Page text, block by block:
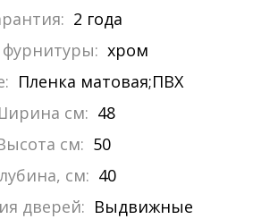
2 года
хром
Пленка матовая;ПВХ
см: 48
см: 50
см: 40
дверей: Выдвижные